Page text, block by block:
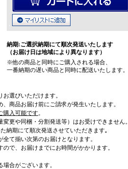
納期:ご選択納期にて順次発送いたします
（お届け日は地域により異なります）
※他の商品と同時にご購入される場合、
一番納期の遅い商品と同時に配送いたします。
選びいただけます。
商品お届け前にご請求が発生いたします。
購入可能です。
更や同梱・分割発送等）はお受けできません。
納期にて順次発送させていただきます｡
て揃い次第のお届けとなります。
で、お届けまでにお時間がかかります。
合がございます。